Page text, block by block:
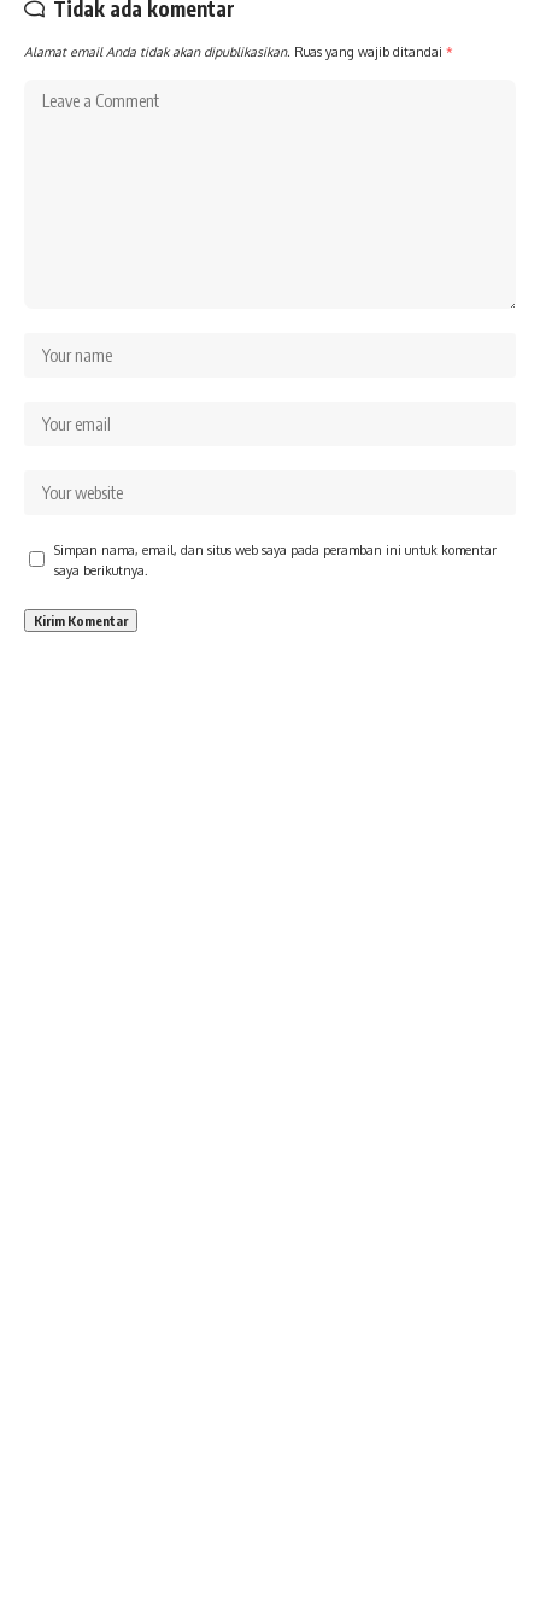
Tidak ada komentar
Alamat email Anda tidak akan dipublikasikan. Ruas yang wajib ditandai *
Simpan nama, email, dan situs web saya pada peramban ini untuk komentar
saya berikutnya.